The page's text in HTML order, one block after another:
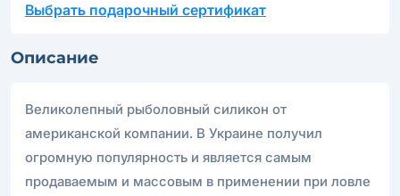
Выбрать подарочный сертификат
Описание
Великолепный рыболовный силикон от
американской компании. В Украине получил
огромную популярность и является самым
продаваемым и массовым в применении при ловле